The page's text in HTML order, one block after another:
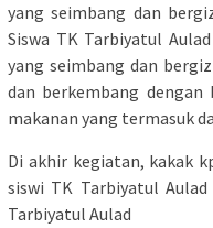
yang seimbang dan
Siswa TK Tarbiyatul
yang seimbang dan
dan berkembang
makanan yang termasuk
Di akhir kegiatan, kakak
siswi TK Tarbiyatul
Tarbiyatul Aulad